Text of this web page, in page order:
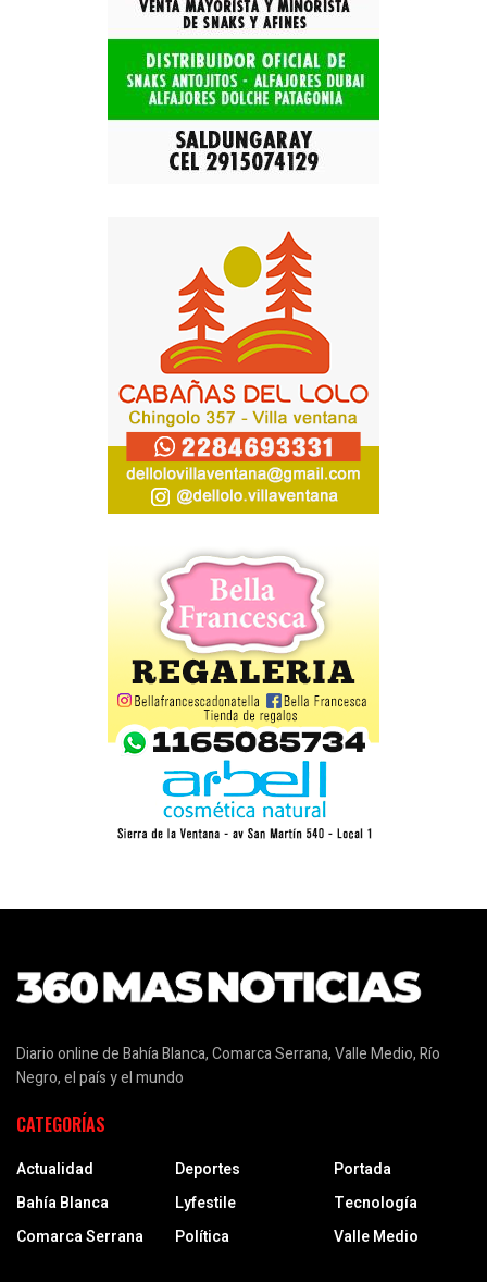
Diario online de Bahía Blanca, Comarca Serrana, Valle Medio, Río
Negro, el país y el mundo
CATEGORÍAS
Actualidad
Bahía Blanca
Comarca Serrana
Deportes
Lyfestile
Política
Portada
Tecnología
Valle Medio